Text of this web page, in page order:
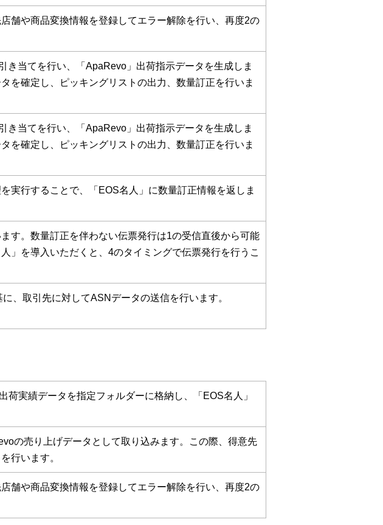
舗や商品変換情報を登録してエラー解除を行い、再度2の
き当てを行い、「ApaRevo」出荷指示データを生成しま
を確定し、ピッキングリストの出力、数量訂正を行いま
き当てを行い、「ApaRevo」出荷指示データを生成しま
を確定し、ピッキングリストの出力、数量訂正を行いま
実行することで、「EOS名人」に数量訂正情報を返しま
す。数量訂正を伴わない伝票発行は1の受信直後から可能
」を導入いただくと、4のタイミングで伝票発行を行うこ
、取引先に対してASNデータの送信を行います。
実績データを指定フォルダーに格納し、「EOS名人」
の売り上げデータとして取り込みます。この際、得意先
行います。
舗や商品変換情報を登録してエラー解除を行い、再度2の